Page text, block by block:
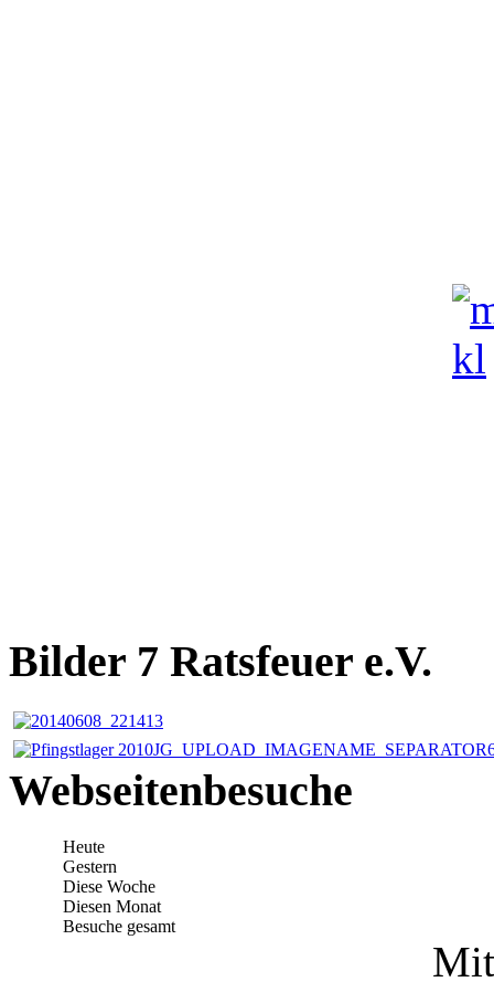
Bilder 7 Ratsfeuer e.V.
Webseitenbesuche
Heute
Gestern
Diese Woche
Diesen Monat
Besuche gesamt